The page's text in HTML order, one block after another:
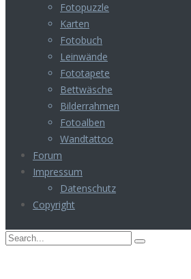
Fotopuzzle
Karten
Fotobuch
Leinwände
Fototapete
Bettwäsche
Bilderrahmen
Fotoalben
Wandtattoo
Forum
Impressum
Datenschutz
Copyright